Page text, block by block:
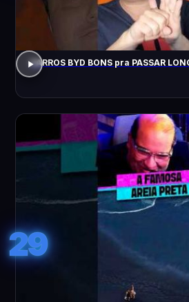
CARROS BYD BONS pra PASSAR
29